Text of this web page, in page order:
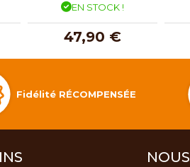
EN STOCK !
47,90 €
Fidélité RÉCOMPENSÉE